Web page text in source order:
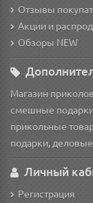
Отзывы
Акции и
Обзоры NEW
Магазин
смешные
прикольные
подарки,
Личный
Регистрация